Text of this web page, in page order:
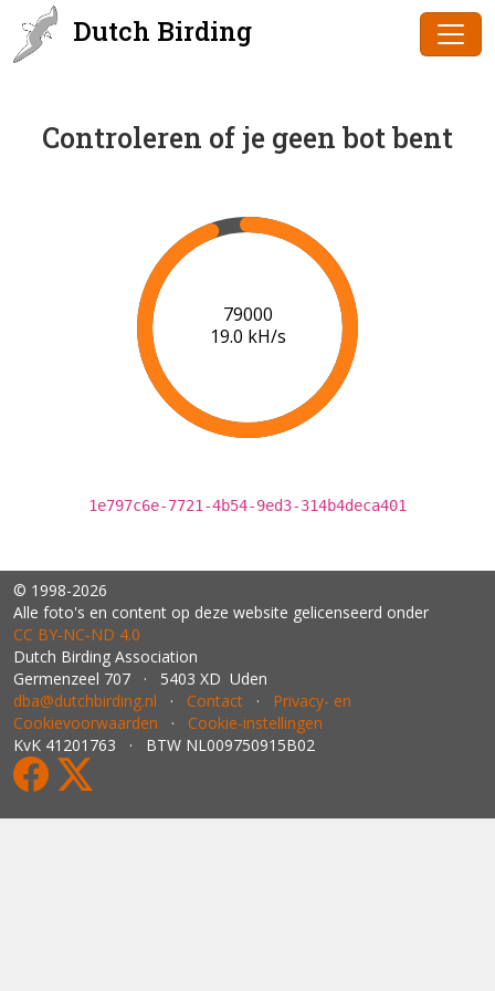
Dutch Birding
Controleren of je geen bot bent
80000
19.1 kH/s
1e797c6e-7721-4b54-9ed3-314b4deca401
© 1998-2026
Alle foto's en content op deze website gelicenseerd onder
CC BY‑NC‑ND 4.0
Dutch Birding Association
Germenzeel 707 · 5403 XD Uden
dba@dutchbirding.nl · Contact · Privacy- en
Cookievoorwaarden · Cookie-instellingen
KvK 41201763 · BTW NL009750915B02